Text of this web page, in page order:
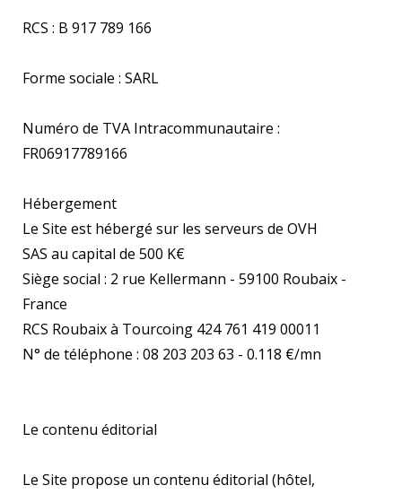
RCS : B 917 789 166
Forme sociale : SARL
Numéro de TVA Intracommunautaire :
FR06917789166
Hébergement
Le Site est hébergé sur les serveurs de OVH
SAS au capital de 500 K€
Siège social : 2 rue Kellermann - 59100 Roubaix -
France
RCS Roubaix à Tourcoing 424 761 419 00011
N° de téléphone : 08 203 203 63 - 0.118 €/mn
Le contenu éditorial
Le Site propose un contenu éditorial (hôtel,